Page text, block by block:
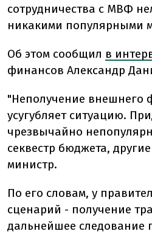
сотрудничества с МВФ
никакими популярными
Об этом сообщил в
финансов Александр
"Неполучение внешнего
усугубляет ситуацию.
чрезвычайно
секвестр бюджета,
министр.
По его словам, у
сценарий - получение
дальнейшее следование